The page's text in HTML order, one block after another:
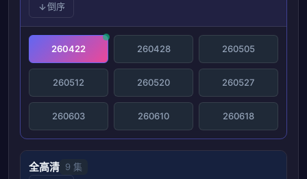
倒序
260422 260428 260505
260512 260520 260527
260603 260610 260618
全高清 9 集